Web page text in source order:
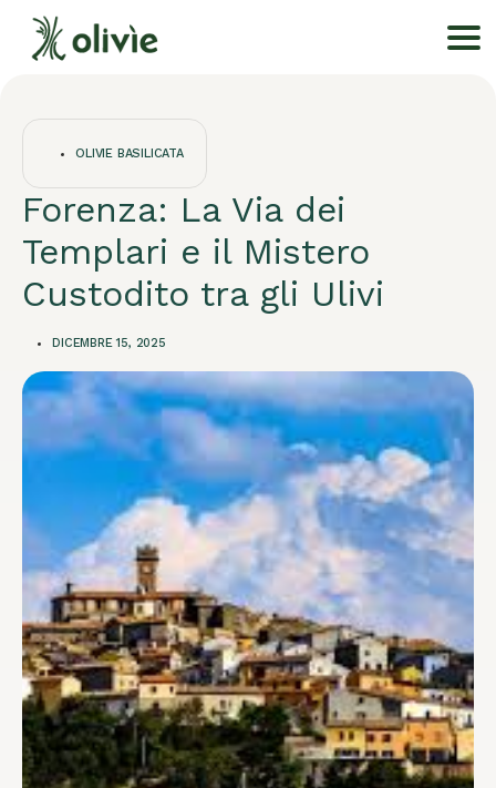
OLIVIE BASILICATA
Forenza: La Via dei
Templari e il Mistero
Custodito tra gli Ulivi
DICEMBRE 15, 2025